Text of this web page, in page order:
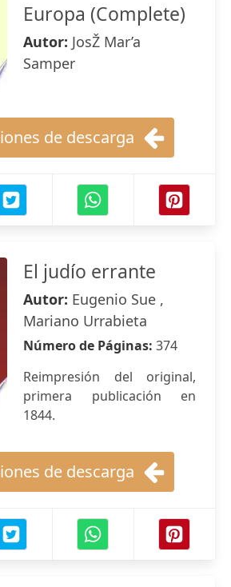
Europa (Complete)
Autor: JosŽ Mar’a
Samper
de descarga
El judío errante
Autor: Eugenio Sue ,
Mariano Urrabieta
Número de Páginas: 374
Reimpresión del original,
primera publicación en
1844.
de descarga